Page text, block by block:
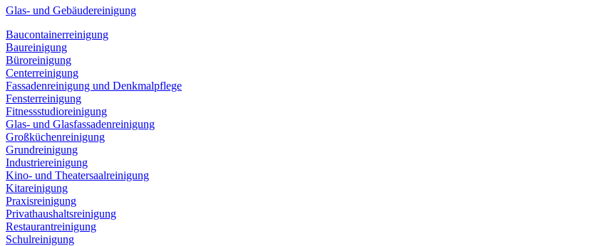
Glas- und Gebäudereinigung
Baucontainerreinigung
Baureinigung
Büroreinigung
Centerreinigung
Fassadenreinigung und Denkmalpflege
Fensterreinigung
Fitnessstudioreinigung
Glas- und Glasfassadenreinigung
Großküchenreinigung
Grundreinigung
Industriereinigung
Kino- und Theatersaalreinigung
Kitareinigung
Praxisreinigung
Privathaushaltsreinigung
Restaurantreinigung
Schulreinigung